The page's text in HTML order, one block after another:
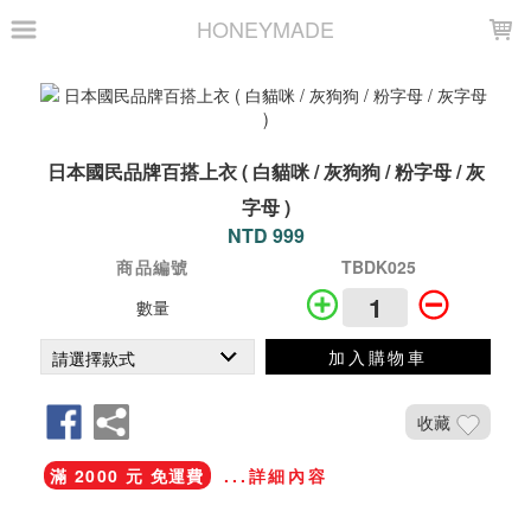
HONEYMADE
日本國民品牌百搭上衣 ( 白貓咪 / 灰狗狗 / 粉字母 / 灰
字母 )
NTD 999
商品編號
TBDK025
數量
加入購物車
收藏
滿 2000 元 免運費 ...詳細內容